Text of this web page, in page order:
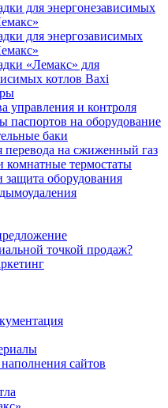
для энергонезависимых
для энергозависимых
«Лемакс» для
котлов Baxi
управления и контроля
паспортов на оборудование
баки
перевода на сжиженный газ
комнатные термостаты
защита оборудования
точкой продаж?
сайтов